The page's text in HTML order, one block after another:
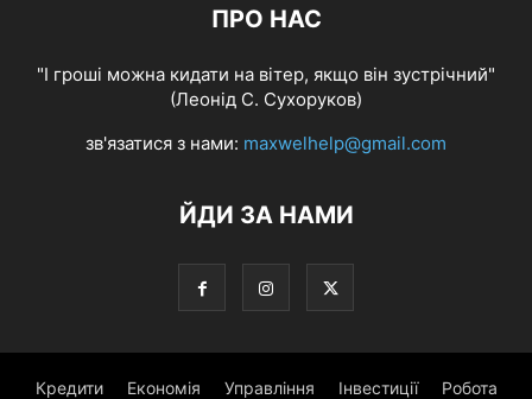
ПРО НАС
"І гроші можна кидати на вітер, якщо він зустрічний"
(Леонід С. Сухоруков)
зв'язатися з нами: maxwelhelp@gmail.com
ЙДИ ЗА НАМИ
Кредити Економія Управління Інвестиції Робота